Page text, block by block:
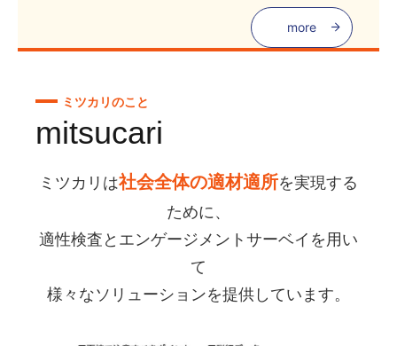
more
ミツカリのこと
mitsucari
ミツカリは社会全体の適材適所を実現する
ために、
適性検査とエンゲージメントサーベイを用い
て
様々なソリューションを提供しています。